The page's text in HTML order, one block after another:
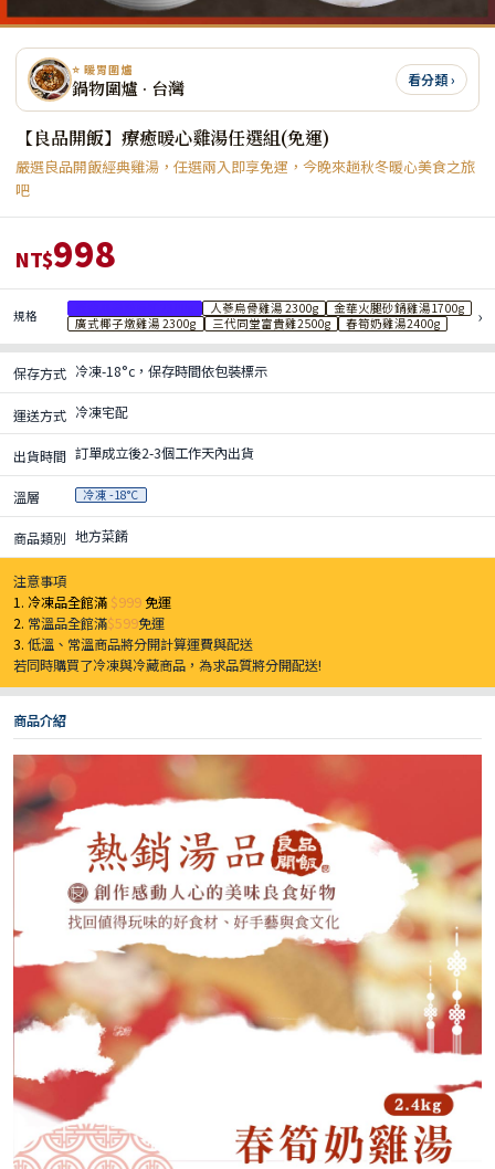
⭐ 暖胃圍爐
鍋物圍爐 · 台灣 看分類 ›
【良品開飯】療癒暖心雞湯任選組(免運)
嚴選良品開飯經典雞湯，任選兩入即享免運，今晚來趟秋冬暖心美食之旅
吧
NT$998
規格 人蔘烏骨雞湯 2300g
金華火腿砂鍋雞湯1700g
廣式椰子燉雞湯 2300g
三代同堂富貴雞2500g 春筍奶雞湯2400g ›
保存方式 冷凍-18°c，保存時間依包裝標示
運送方式 冷凍宅配
出貨時間 訂單成立後2-3個工作天內出貨
溫層 冷凍 -18°C
商品類別 地方菜餚
注意事項
1. 冷凍品全館滿 $999免運
2. 常溫品全館滿$599免運
3.低溫、常溫商品將分開計算運費與配送
若同時購買了冷凍與冷藏商品，為求品質將分開配送!
商品介紹